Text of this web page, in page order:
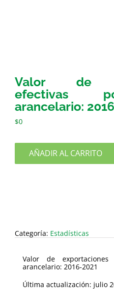
Valor de
efectivas
arancelario:
$0
AÑADIR AL CARRITO
Categoría: Estadísticas
Valor de
arancelario: 2016-2021
Última actualización: julio